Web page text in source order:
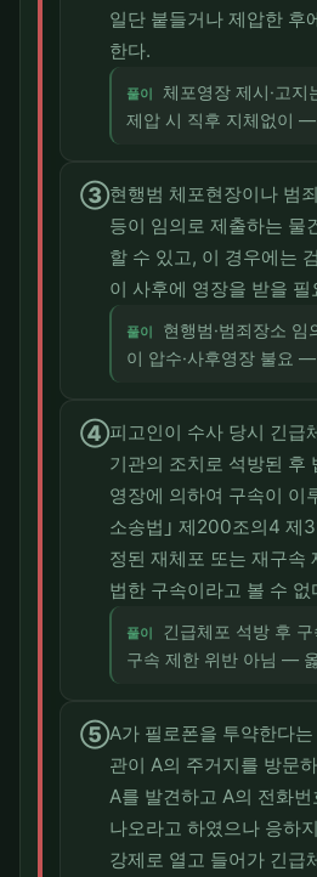
일단 붙들거나 제압한 후
한다.
풀이
체포영장 제시·고지
제압 시 직후 지체없이
③현행범 체포현장이나 범
등이 임의로 제출하는 물
할 수 있고, 이 경우에는
이 사후에 영장을 받을 필
풀이
현행범·범죄장소 임
이 압수·사후영장 불요
④피고인이 수사 당시 긴급
기관의 조치로 석방된 후
영장에 의하여 구속이 이
소송법｣ 제200조의4 제
정된 재체포 또는 재구속
법한 구속이라고 볼 수 없
풀이
긴급체포 석방 후
구속 제한 위반 아님 —
⑤A가 필로폰을 투약한다
관이 A의 주거지를 방문
A를 발견하고 A의 전화
나오라고 하였으나 응하
강제로 열고 들어가 긴급